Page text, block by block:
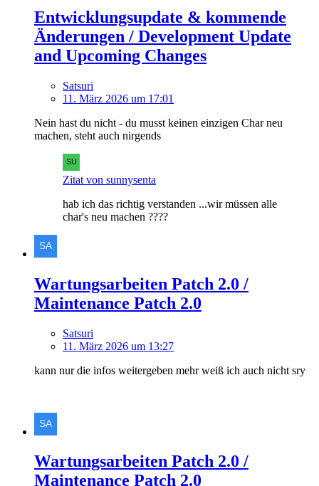
Entwicklungsupdate & kommende
Änderungen / Development Update
and Upcoming Changes
Satsuri
11. März 2026 um 17:01
Nein hast du nicht - du musst keinen einzigen Char neu
machen, steht auch nirgends
Zitat von sunnysenta
hab ich das richtig verstanden ...wir müssen alle
char's neu machen ????
Wartungsarbeiten Patch 2.0 /
Maintenance Patch 2.0
Satsuri
11. März 2026 um 13:27
kann nur die infos weitergeben mehr weiß ich auch nicht sry
Wartungsarbeiten Patch 2.0 /
Maintenance Patch 2.0